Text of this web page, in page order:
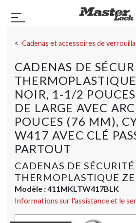
Basculer la navigation
Cadenas et accessoires de
CADENAS DE
NOIR, 1-1/2
DE LARGE AVEC
POUCES (76 MM),
W417 AVEC CLÉ
PARTOUT
CADENAS DE SÉCURITÉ
THERMOPLASTIQUE
Modèle :411MKLTW417BLK
Informations sur l'assistance et le